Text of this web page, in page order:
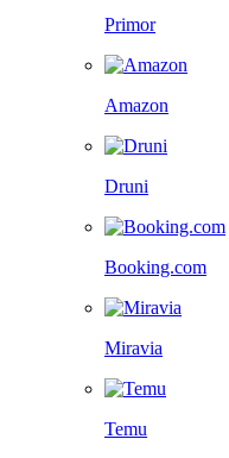
Primor
Amazon
Druni
Booking.com
Miravia
Temu